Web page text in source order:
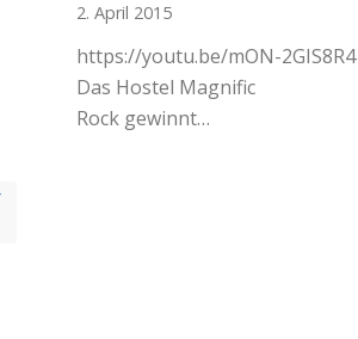
2. April 2015
https://youtu.be/mON-2GIS8R4
Das Hostel Magnific
Rock gewinnt…